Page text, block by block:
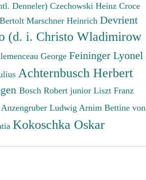
Denneler) Czechowski Heinz Croce
Marschner Heinrich Devrient
(d. i. Christo Wladimirow
George Feininger Lyonel
Achternbusch Herbert
Bosch Robert junior Liszt Franz
Anzengruber Ludwig Arnim Bettine von
Kokoschka Oskar